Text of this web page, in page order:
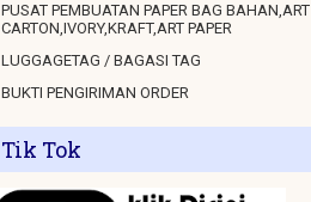
PUSAT PEMBUATAN PAPER BAG BAHAN,ART
CARTON,IVORY,KRAFT,ART PAPER
LUGGAGETAG / BAGASI TAG
BUKTI PENGIRIMAN ORDER
Tik Tok